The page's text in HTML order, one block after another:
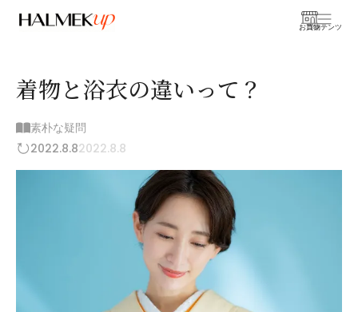
お買物
コンテンツ
着物と浴衣の違いって？
素朴な疑問
2022.8.82022.8.8